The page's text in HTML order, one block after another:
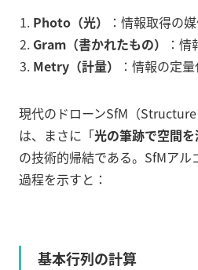
Photo（光）
：情報取得の
Gram（書かれたもの）
：
Metry（計量）
：情報の定
現代のドローンSfM（
は、まさに「光の筆跡で空間を
の技術的帰結である。SfMア
過程を示すと：
基本行列の計算